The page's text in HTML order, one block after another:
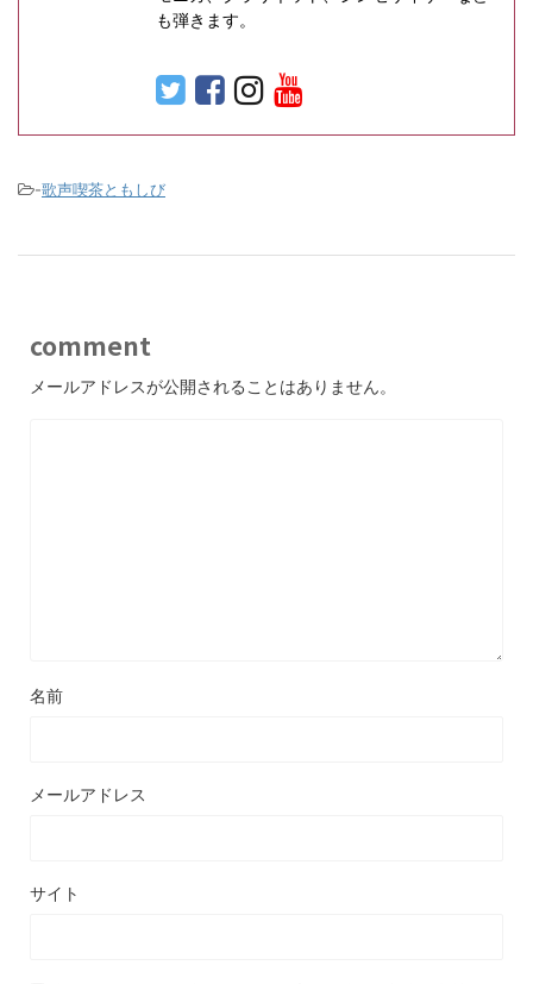
も弾きます。
-歌声喫茶ともしび
comment
メールアドレスが公開されることはありません。
名前
メールアドレス
サイト